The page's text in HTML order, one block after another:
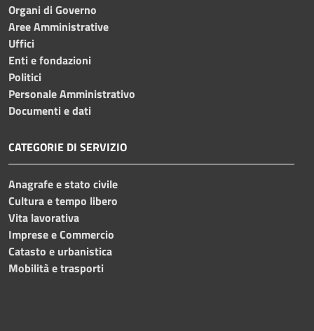
Organi di Governo
Aree Amministrative
Uffici
Enti e fondazioni
Politici
Personale Amministrativo
Documenti e dati
CATEGORIE DI SERVIZIO
Anagrafe e stato civile
Cultura e tempo libero
Vita lavorativa
Imprese e Commercio
Catasto e urbanistica
Mobilità e trasporti